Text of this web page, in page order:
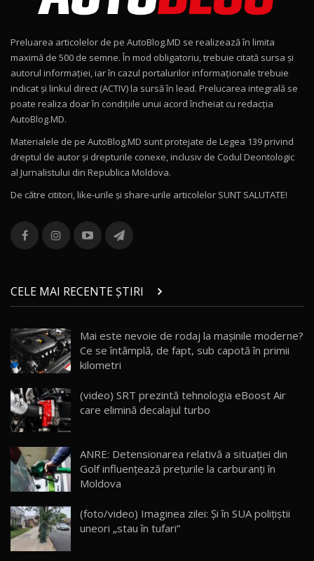
15:22
Mercedes-AMG E 53 HYBRID 4MATIC+ / Test
Drive AutoBlog.MD
16:27
11
Noul Volvo ES90 / Test Drive AutoBlog.MD
12
Noul MG HS / Test Drive AutoBlog.MD
16:48
13
combină aventura cu luxul / AutoBlog.MD
36:08
chinez care face lumea să se întoarcă după el
/ AutoBlog.MD
17:27
15 14:37
16
AutoBlogMD
13:10
17 20:06
30:08
Preluarea articolelor de pe AutoBlog.MD se realizează în limita
maximă de 500 de semne. În mod obligatoriu, trebuie citată sursa și
autorul informației, iar în cazul portalurilor informaționale trebuie
indicat și linkul direct (ACTIV) la sursă în lead. Prelucarea integrală se
poate realiza doar în condițiile unui acord încheiat cu redacţia
AutoBlog.MD.
Materialele de pe AutoBlog.MD sunt protejate de Legea 139 privind
dreptul de autor și drepturile conexe, inclusiv de Codul Deontologic
al Jurnalistului din Republica Moldova.
De către cititori, like-urile şi share-urile articolelor SUNT SALUTATE!
CELE MAI RECENTE ȘTIRI
Mai este nevoie de rodaj la mașinile moderne?
Ce se întâmplă, de fapt, sub capotă în primii
kilometri
(video) SRT prezintă tehnologia eBoost Air
care elimină decalajul turbo
ANRE: Detensionarea relativă a situației din
Golf influențează prețurile la carburanți în
Moldova
(foto/video) Imaginea zilei: Și în SUA polițiștii
uneori „stau în tufari”